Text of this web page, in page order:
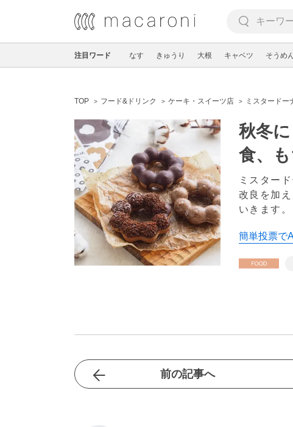
注目ワード なす きゅうり 大根 キャベツ そうめ
TOP フード&ドリンク ケーキ・スイーツ店 ミスタードー
秋冬
食、
ミスター
改良を加
いきます。
簡単投票で
前の記事へ